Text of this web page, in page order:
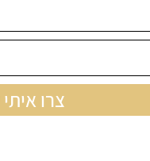
צרו